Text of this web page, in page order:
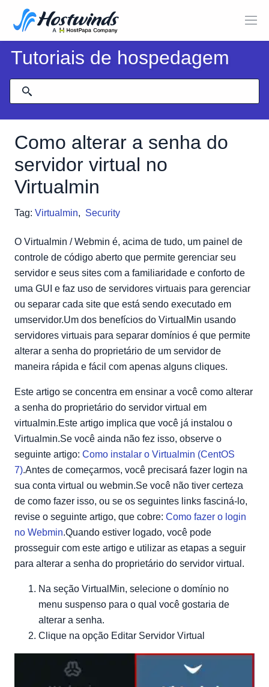
Tutoriais de hospedagem
Como alterar a senha do
servidor virtual no
Virtualmin
Tag: Virtualmin, Security
O Virtualmin / Webmin é, acima de tudo, um painel de
controle de código aberto que permite gerenciar seu
servidor e seus sites com a familiaridade e conforto de
uma GUI e faz uso de servidores virtuais para gerenciar
ou separar cada site que está sendo executado em
umservidor.Um dos benefícios do VirtualMin usando
servidores virtuais para separar domínios é que permite
alterar a senha do proprietário de um servidor de
maneira rápida e fácil com apenas alguns cliques.
Este artigo se concentra em ensinar a você como alterar
a senha do proprietário do servidor virtual em
virtualmin.Este artigo implica que você já instalou o
Virtualmin.Se você ainda não fez isso, observe o
seguinte artigo: Como instalar o Virtualmin (CentOS
7).Antes de começarmos, você precisará fazer login na
sua conta virtual ou webmin.Se você não tiver certeza
de como fazer isso, ou se os seguintes links fasciná-lo,
revise o seguinte artigo, que cobre: Como fazer o login
no Webmin.Quando estiver logado, você pode
prosseguir com este artigo e utilizar as etapas a seguir
para alterar a senha do proprietário do servidor virtual.
Na seção VirtualMin, selecione o domínio no
menu suspenso para o qual você gostaria de
alterar a senha.
Clique na opção Editar Servidor Virtual